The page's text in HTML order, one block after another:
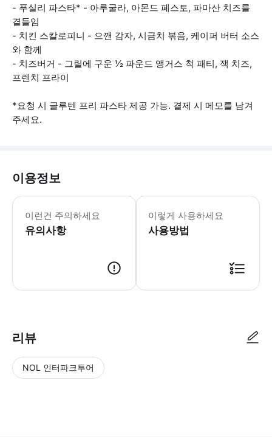
- 푸실리 파스타* - 아루굴라, 아몬드 페스토, 파마산 치즈를
곁들임
- 치킨 스칼로피니 - 으깬 감자, 시금치 볶음, 케이퍼 버터 소스
와 함께
- 치즈버거 - 그릴에 구운 ½ 파운드 앵거스 척 패티, 잭 치즈,
프렌치 프라이
*요청 시 글루텐 프리 파스타 제공 가능. 결제 시 메모를 남겨
주세요.
이용정보
이런건 주의하세요
유의사항
와인 테이스팅에 참여하려면 만 21세
이렇게 사용하세요
사용방법
리뷰
NOL 인터파크투어